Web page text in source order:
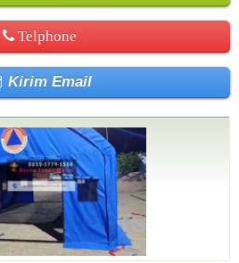
Telphone
Kirim Email